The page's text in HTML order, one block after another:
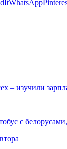
WhatsApp
– изучили
с